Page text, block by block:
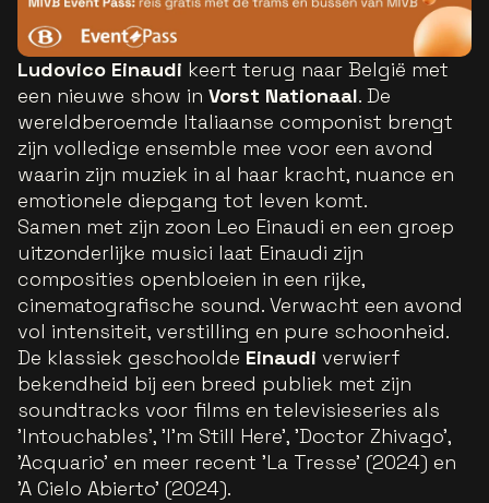
Ludovico Einaudi keert terug naar België met
een nieuwe show in Vorst Nationaal. De
wereldberoemde Italiaanse componist brengt
zijn volledige ensemble mee voor een avond
waarin zijn muziek in al haar kracht, nuance en
emotionele diepgang tot leven komt.
Samen met zijn zoon Leo Einaudi en een groep
uitzonderlijke musici laat Einaudi zijn
composities openbloeien in een rijke,
cinematografische sound. Verwacht een avond
vol intensiteit, verstilling en pure schoonheid.
De klassiek geschoolde Einaudi verwierf
bekendheid bij een breed publiek met zijn
soundtracks voor films en televisieseries als
'Intouchables’, 'I’m Still Here’, 'Doctor Zhivago’,
'Acquario’ en meer recent 'La Tresse’ (2024) en
'A Cielo Abierto’ (2024).